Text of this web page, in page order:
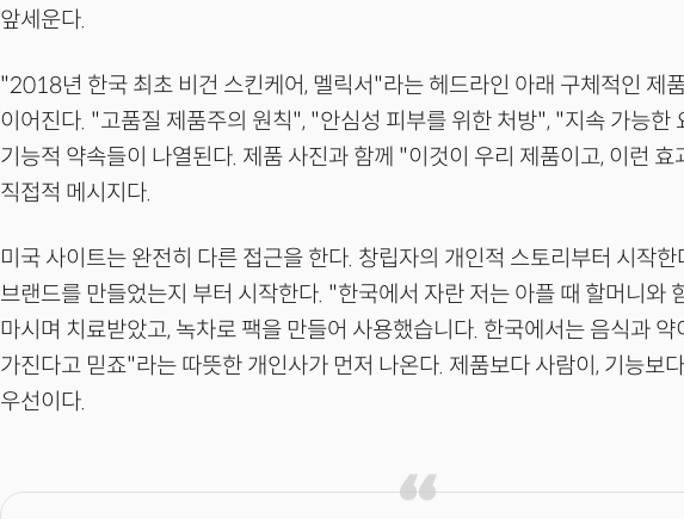
앞세운다.
"2018년 한국 최초 비건 스킨케어, 멜릭서"라는 헤드라인 아래 구체적인 제
이어진다. "고품질 제품주의 원칙", "안심성 피부를 위한 처방", "지속 가능한
기능적 약속들이 나열된다. 제품 사진과 함께 "이것이 우리 제품이고, 이런
직접적 메시지다.
미국 사이트는 완전히 다른 접근을 한다. 창립자의 개인적 스토리부터 시작한
브랜드를 만들었는지 부터 시작한다. "한국에서 자란 저는 아플 때 할머니와
마시며 치료받았고, 녹차로 팩을 만들어 사용했습니다. 한국에서는 음식과 약
가진다고 믿죠"라는 따뜻한 개인사가 먼저 나온다. 제품보다 사람이, 기능보
우선이다.